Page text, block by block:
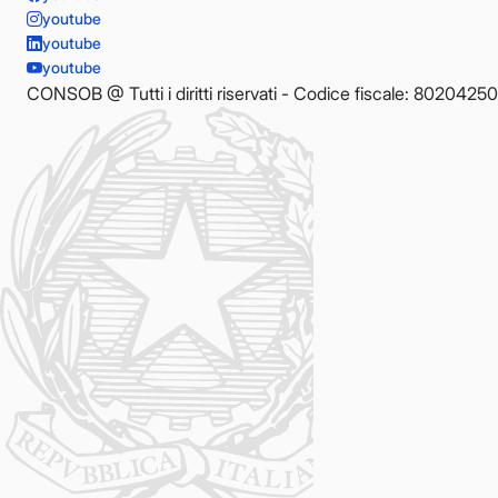
youtube
youtube
youtube
CONSOB @ Tutti i diritti riservati - Codice fiscale: